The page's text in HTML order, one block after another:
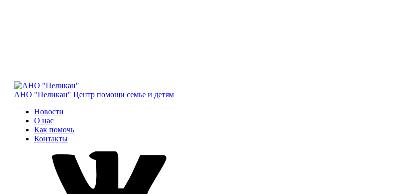
АНО "Пеликан" Центр помощи семье и детям
Новости
О нас
Как помочь
Контакты